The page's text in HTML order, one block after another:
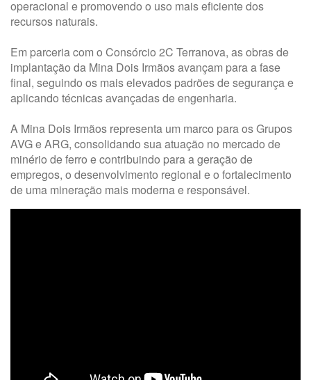
operacional e promovendo o uso mais eficiente dos
recursos naturais.
Em parceria com o Consórcio 2C Terranova, as obras de
implantação da Mina Dois Irmãos avançam para a fase
final, seguindo os mais elevados padrões de segurança e
aplicando técnicas avançadas de engenharia.
A Mina Dois Irmãos representa um marco para os Grupos
AVG e ARG, consolidando sua atuação no mercado de
minério de ferro e contribuindo para a geração de
empregos, o desenvolvimento regional e o fortalecimento
de uma mineração mais moderna e responsável.